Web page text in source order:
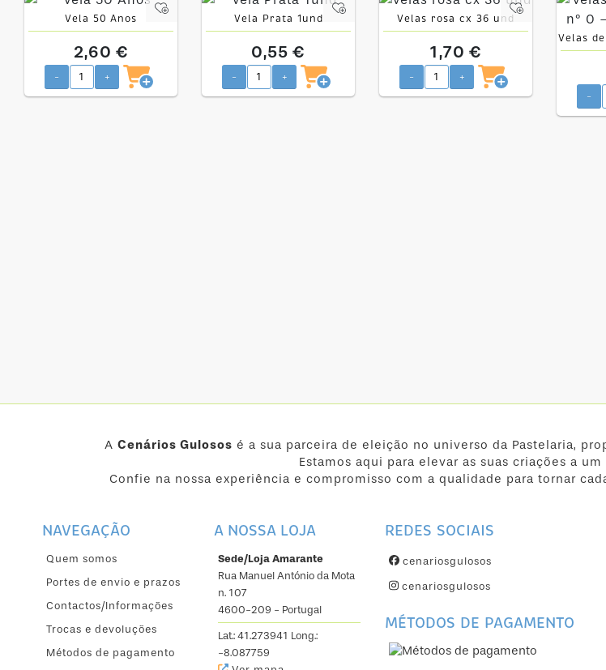
Vela 50 Anos
2,60 €
- +
Vela Prata 1und
0,55 €
- +
Velas rosa cx 36 und
1,70 €
- +
Velas
-
A Cenários Gulosos é a sua parceira de eleição no universo da Pastelaria,
Estamos aqui para elevar as suas criações a
Confie na nossa experiência e compromisso com a qualidade para tornar
NAVEGAÇÃO
Quem somos
Portes de envio e prazos
Contactos/Informações
Trocas e devoluções
Métodos de pagamento
A NOSSA LOJA
Sede/Loja Amarante
Rua Manuel António da Mota
n. 107
4600-209 - Portugal
Lat.: 41.273941 Long.:
-8.087759
REDES SOCIAIS
cenariosgulosos
cenariosgulosos
MÉTODOS DE PAGAMENTO